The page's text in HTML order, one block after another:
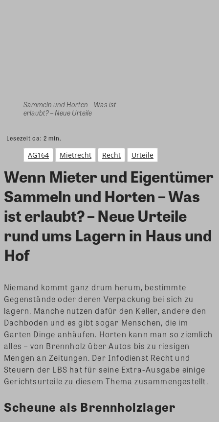
Sammeln und Horten – Was ist
erlaubt? – Neue Urteile
Lesezeit ca: 2 min.
AG164 Mietrecht Recht Urteile
Wenn Mieter und Eigentümer
Sammeln und Horten – Was
ist erlaubt? – Neue Urteile
rund ums Lagern in Haus und
Hof
Niemand kommt ganz drum herum, bestimmte
Gegenstände oder deren Verpackung bei sich zu
lagern. Manche nutzen dafür den Keller, andere den
Dachboden und es gibt sogar Menschen, die im
Garten Dinge anhäufen. Horten kann man so ziemlich
alles – von Brennholz über Autos bis zu riesigen
Mengen an Zeitungen. Der Infodienst Recht und
Steuern der LBS hat für seine Extra-Ausgabe einige
Gerichtsurteile zu diesem Thema zusammengestellt.
Scheune als Brennholzlager